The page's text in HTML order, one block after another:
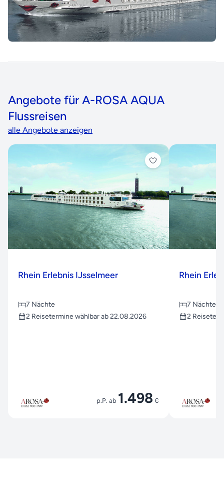
Angebote für A-ROSA AQUA
Flussreisen
alle Angebote anzeigen
Rhein Erlebnis IJsselmeer
7 Nächte
2 Reisetermine wählbar ab 22.08.2026
p.P. ab 1.498 €
Rhein
7 Nächte
2